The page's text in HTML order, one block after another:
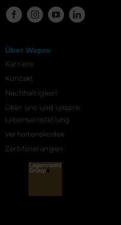
Über Wapro
Karriere
Kontakt
Nachhaltigkeit
Über uns und unsere
Lebenseinstellung
Verhaltenskodex
Zertifizierungen